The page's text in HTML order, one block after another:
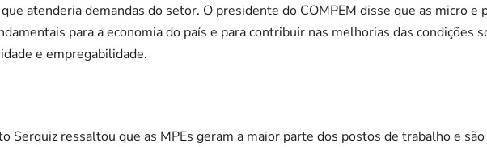
atenderia demandas do setor. O presidente do COMPEM disse que as micro e
para a economia do país e para contribuir nas melhorias das condições
e empregabilidade.
Serquiz ressaltou que as MPEs geram a maior parte dos postos de trabalho e